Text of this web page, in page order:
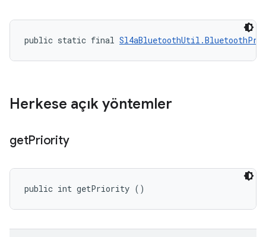
public static final
Herkese açık yöntemler
getPriority
public int getPriority ()